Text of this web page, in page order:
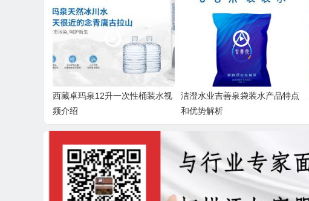
西藏卓玛泉12升一次性桶装水视
频介绍
洁澄水业吉善泉袋装水产品特点
和优势解析